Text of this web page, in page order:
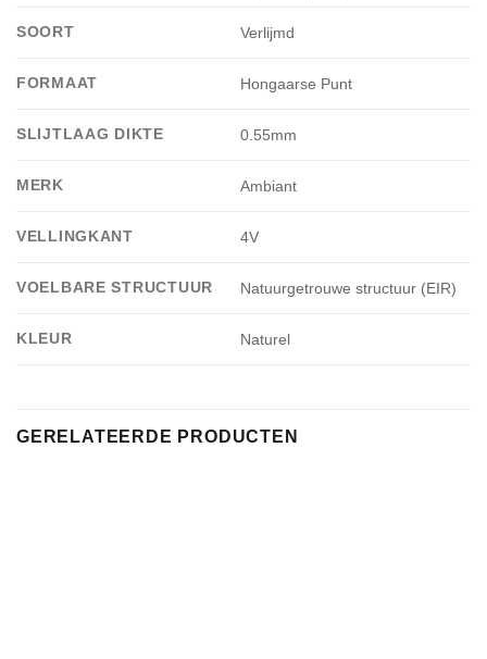
SOORT Verlijmd
FORMAAT Hongaarse Punt
SLIJTLAAG DIKTE 0.55mm
MERK Ambiant
VELLINGKANT 4V
VOELBARE STRUCTUUR Natuurgetrouwe structuur (EIR)
KLEUR Naturel
GERELATEERDE PRODUCTEN